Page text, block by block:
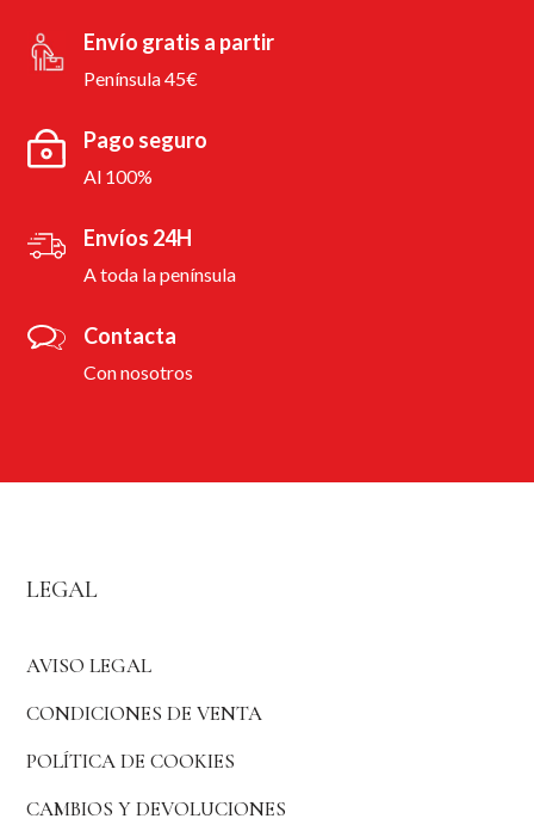
Envío gratis a partir
Península 45€
Pago seguro
Al 100%
Envíos 24H
A toda la península
Contacta
Con nosotros
LEGAL
AVISO LEGAL
CONDICIONES DE VENTA
POLÍTICA DE COOKIES
CAMBIOS Y DEVOLUCIONES